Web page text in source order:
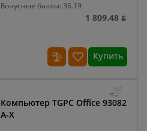
Бонусные баллы: 36.19
1 809.48 ƃ
Купить
Компьютер TGPC Office 93082
A-X